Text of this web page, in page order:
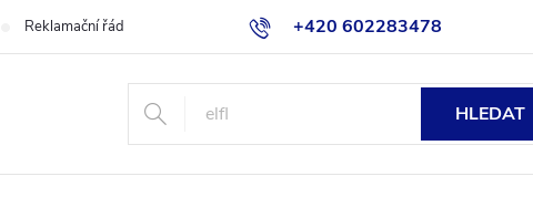
+420 602283478
Reklamační řád Jak nakupovat
HLEDAT